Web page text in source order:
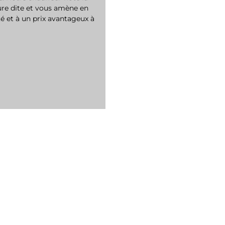
dite et vous amène en
et à un prix avantageux à